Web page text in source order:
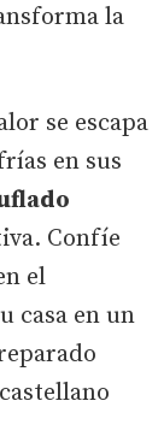
la
se escapa
en sus
Confíe
el
casa en un